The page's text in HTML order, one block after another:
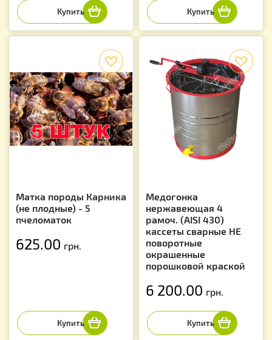
Матка породы Карника
(не плодные) - 5
пчеломаток
625.00 грн.
Медогонка
нержавеющая 4
рамоч. (AISI 430)
кассеты сварные НЕ
поворотные
окрашенные
порошковой краской
6 200.00 грн.